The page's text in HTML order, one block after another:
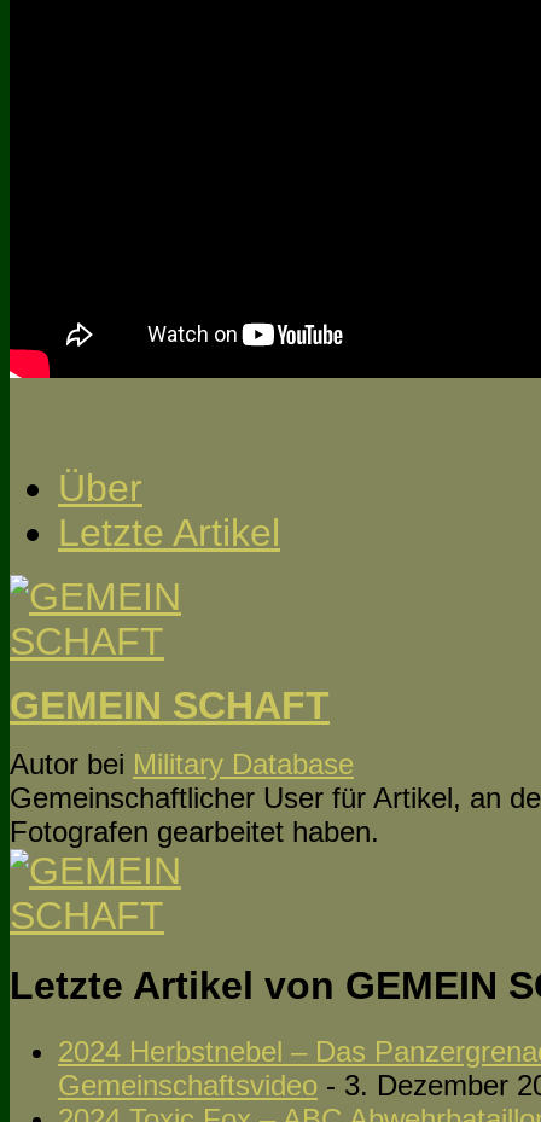
Über
Letzte Artikel
GEMEIN SCHAFT
Autor bei Military Database
Gemeinschaftlicher User für Artikel, an
Fotografen gearbeitet haben.
Letzte Artikel von GEMEIN
2024 Herbstnebel – Das
Gemeinschaftsvideo - 3. Dezember